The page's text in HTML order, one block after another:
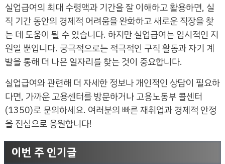
실업급여의 최대 수령액과 기간을 잘 이해하고 활용하면, 실
직 기간 동안의 경제적 어려움을 완화하고 새로운 직장을 찾
는 데 도움이 될 수 있습니다. 하지만 실업급여는 임시적인 지
원일 뿐입니다. 궁극적으로는 적극적인 구직 활동과 자기 계
발을 통해 더 나은 일자리를 찾는 것이 중요합니다.
실업급여와 관련해 더 자세한 정보나 개인적인 상담이 필요하
다면, 가까운 고용센터를 방문하거나 고용노동부 콜센터
(1350)로 문의하세요. 여러분의 빠른 재취업과 경제적 안정
을 진심으로 응원합니다!
이번 주 인기글